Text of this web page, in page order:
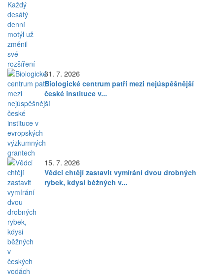
31. 7. 2026
Biologické centrum patří mezi nejúspěšnější
české instituce v...
15. 7. 2026
Vědci chtějí zastavit vymírání dvou drobných
rybek, kdysi běžných v...